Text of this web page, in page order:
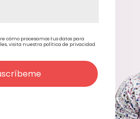
Beautimark
Conditioner +
Conditioner Gift
50,00€ (Sin IVA)
cómo procesamos tus datos para
visita nuestra política de privacidad.